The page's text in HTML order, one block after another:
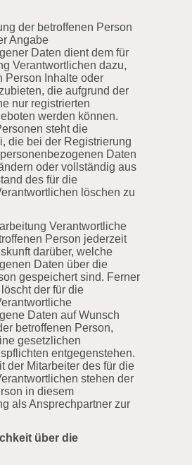
der betroffenen Person
Angabe
Daten dient dem für
Verantwortlichen dazu,
Person Inhalte oder
die aufgrund der
nur registrierten
werden können.
steht die
die bei der Registrierung
Daten
oder vollständig aus
des für die
löschen zu
Verantwortliche
Person jederzeit
darüber, welche
Daten über die
gespeichert sind. Ferner
der für die
Daten auf Wunsch
betroffenen Person,
gesetzlichen
entgegenstehen.
der Mitarbeiter des für die
stehen der
in diesem
als Ansprechpartner zur
über die